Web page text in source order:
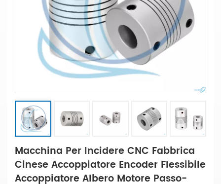
Macchina Per Incidere CNC Fabbrica
Cinese Accoppiatore Encoder Flessibile
Accoppiatore Albero Motore Passo-